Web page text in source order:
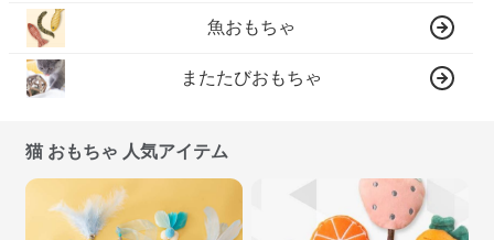
魚おもちゃ
またたびおもちゃ
猫 おもちゃ 人気アイテム